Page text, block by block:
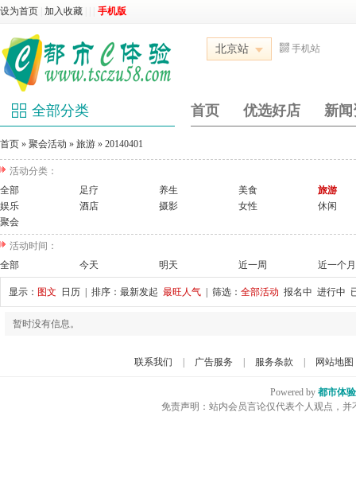
设为首页 加入收藏 手机版
北京站 手机站
全部分类 首页 优选好店 新闻
首页 » 聚会活动 » 旅游 » 20140401
活动分类：
全部
足疗 养生 美食
旅游
娱乐
酒店 摄影 女性
休闲
聚会
活动时间：
全部
今天 明天 近一周 近一个月
显示： 图文 日历 | 排序： 最新发起 最旺人气 | 筛选： 全部活动 报名中 进行中
暂时没有信息。
联系我们 广告服务 服务条款 网站地图
Powered by 都市体
免责声明：站内会员言论仅代表个人观点，